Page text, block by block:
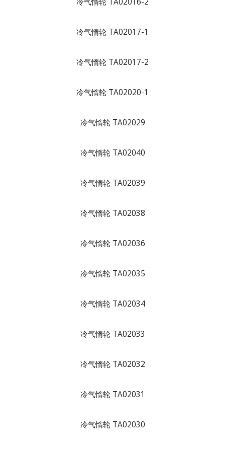
冷气惰轮 TA02017-1
冷气惰轮 TA02017-2
冷气惰轮 TA02020-1
冷气惰轮 TA02029
冷气惰轮 TA02040
冷气惰轮 TA02039
冷气惰轮 TA02038
冷气惰轮 TA02036
冷气惰轮 TA02035
冷气惰轮 TA02034
冷气惰轮 TA02033
冷气惰轮 TA02032
冷气惰轮 TA02031
冷气惰轮 TA02030